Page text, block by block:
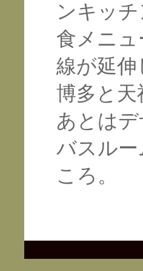
ンキッ
食メニ
線が延
博多と
あとは
バスル
ころ。